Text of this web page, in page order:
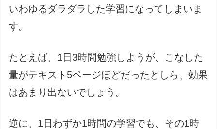
いわゆるダラダラした学習になってしまいま
す。
たとえば、1日3時間勉強しようが、こなした
量がテキスト5ページほどだったとしら、効果
はあまり出ないでしょう。
逆に、1日わずか1時間の学習でも、その1時